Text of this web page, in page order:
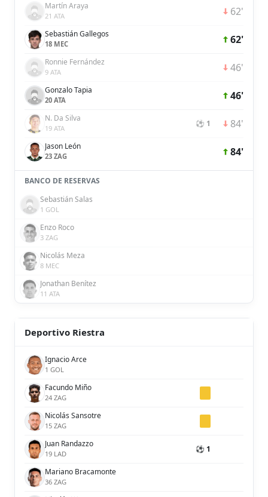
Martín Araya
21 ATA 62'
Sebastián Gallegos
18 MEC 62'
Ronnie Fernández
9 ATA 46'
Gonzalo Tapia
20 ATA 46'
N. Da Silva
19 ATA ⚽ 1 84'
Jason León
23 ZAG 84'
BANCO DE RESERVAS
Sebastián Salas
1 GOL
Enzo Roco
3 ZAG
Nicolás Meza
8 MEC
Jonathan Benítez
11 ATA
Deportivo Riestra
Ignacio Arce
1 GOL
Facundo Miño
24 ZAG
Nicolás Sansotre
15 ZAG
Juan Randazzo
19 LAD ⚽ 1
Mariano Bracamonte
36 ZAG